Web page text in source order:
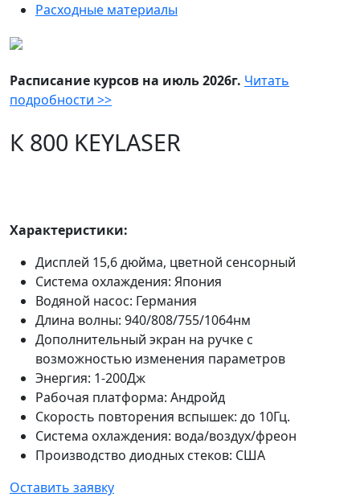
Расходные материалы
Расписание курсов на июль 2026г. Читать
подробности >>
К 800 KEYLASER
Характеристики:
Дисплей 15,6 дюйма, цветной сенсорный
Система охлаждения: Япония
Водяной насос: Германия
Длина волны: 940/808/755/1064нм
Дополнительный экран на ручке с
возможностью изменения параметров
Энергия: 1-200Дж
Рабочая платформа: Андройд
Скорость повторения вспышек: до 10Гц.
Система охлаждения: вода/воздух/фреон
Производство диодных стеков: США
Оставить заявку